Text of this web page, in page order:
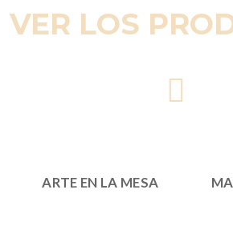
VER LOS
ARTE EN LA MESA